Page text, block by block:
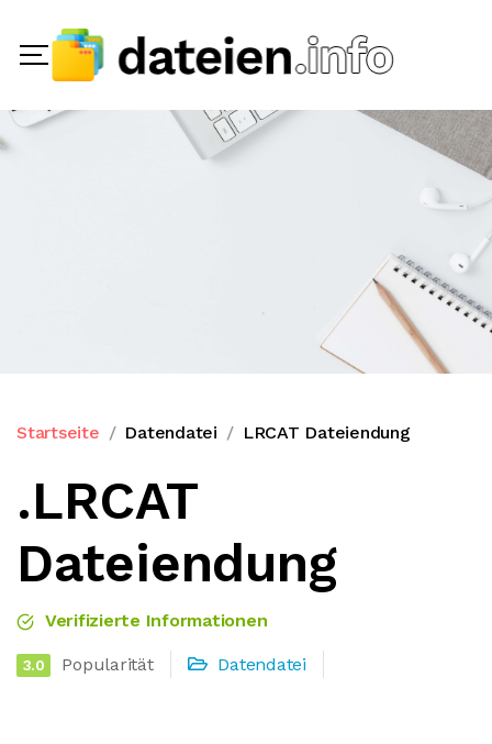
Startseite Datendatei LRCAT Dateiendung
.LRCAT
Dateiendung
Verifizierte Informationen
3.0 Popularität Datendatei